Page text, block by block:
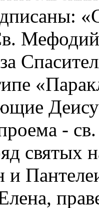
-
святых